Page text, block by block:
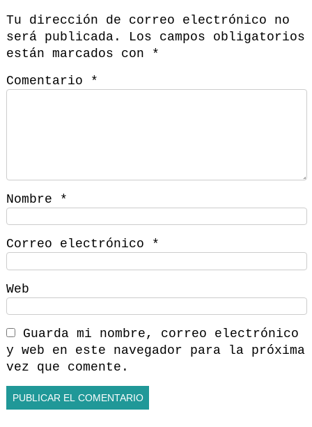
Tu dirección de correo electrónico no
será publicada.
Los campos obligatorios
están marcados con
*
Comentario
*
Nombre *
Correo electrónico *
Web
Guarda mi nombre, correo electrónico
y web en este navegador para la próxima
vez que comente.